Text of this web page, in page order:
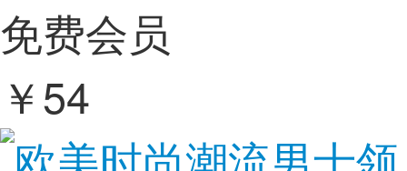
免费会员
￥54